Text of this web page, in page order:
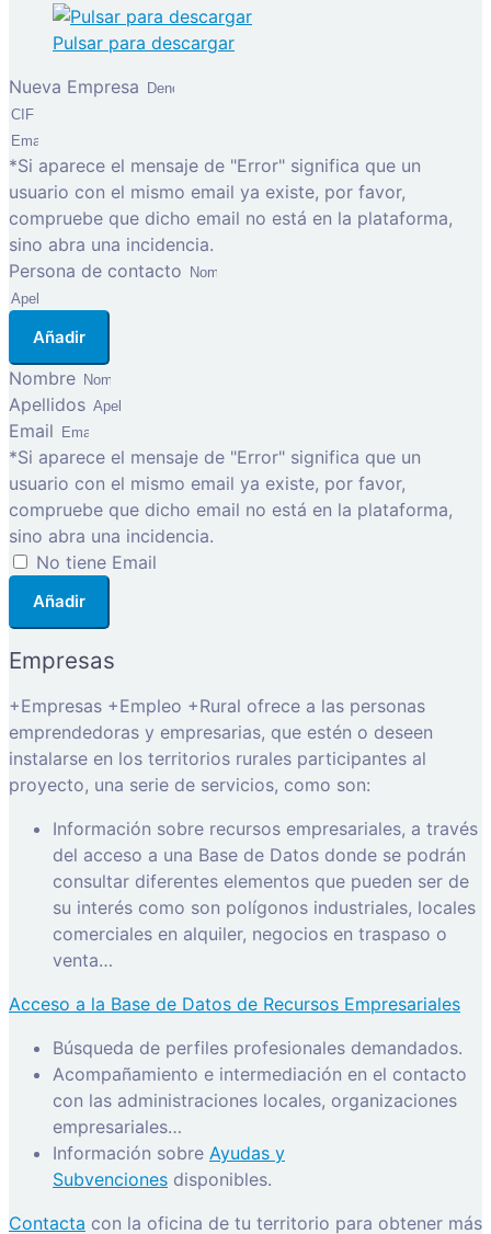
Pulsar para descargar
Nueva Empresa
*Si aparece el mensaje de "Error" significa que un
usuario con el mismo email ya existe, por favor,
compruebe que dicho email no está en la plataforma,
sino abra una incidencia.
Persona de contacto
Añadir
Nombre
Apellidos
Email
*Si aparece el mensaje de "Error" significa que un
usuario con el mismo email ya existe, por favor,
compruebe que dicho email no está en la plataforma,
sino abra una incidencia.
No tiene Email
Añadir
Empresas
+Empresas +Empleo +Rural ofrece a las personas
emprendedoras y empresarias, que estén o deseen
instalarse en los territorios rurales participantes al
proyecto, una serie de servicios, como son:
Información sobre recursos empresariales, a través
del acceso a una Base de Datos donde se podrán
consultar diferentes elementos que pueden ser de
su interés como son polígonos industriales, locales
comerciales en alquiler, negocios en traspaso o
venta…
Acceso a la Base de Datos de Recursos Empresariales
Búsqueda de perfiles profesionales demandados.
Acompañamiento e intermediación en el contacto
con las administraciones locales, organizaciones
empresariales…
Información sobre Ayudas y
Subvenciones disponibles.
Contacta con la oficina de tu territorio para obtener más